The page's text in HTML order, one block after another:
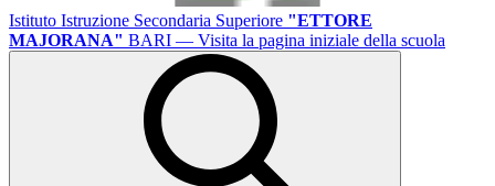
Istituto Istruzione Secondaria Superiore "ETTORE
MAJORANA" BARI — Visita la pagina iniziale della scuola